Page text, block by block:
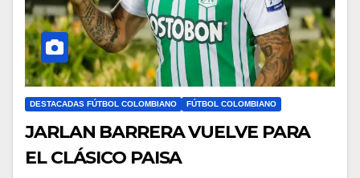
DESTACADAS FÚTBOL COLOMBIANO FÚTBOL COLOMBIANO
JARLAN BARRERA VUELVE PARA
EL CLÁSICO PAISA